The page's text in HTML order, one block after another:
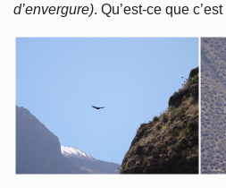
d’envergure). Qu’est-ce que